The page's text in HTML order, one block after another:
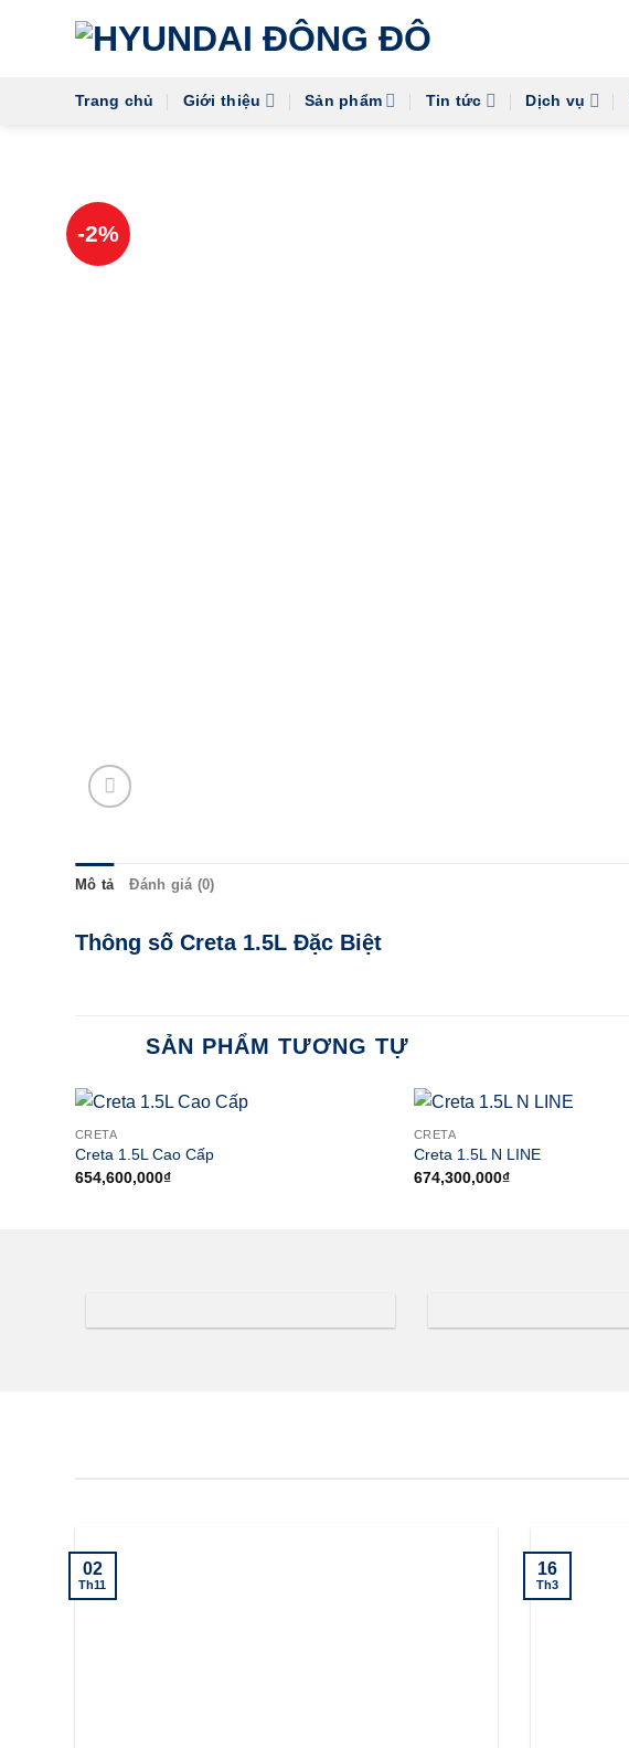
Trang chủ Giới thiệu Sản phẩm Tin tức Dịch vụ
-2%
Mô tả Đánh giá (0)
Thông số Creta 1.5L Đặc Biệt
SẢN PHẨM TƯƠNG TỰ
CRETA
Creta 1.5L Cao Cấp
654,600,000₫
CRETA
Creta 1.5L N LINE
674,300,000₫
02
Th11
16
Th3